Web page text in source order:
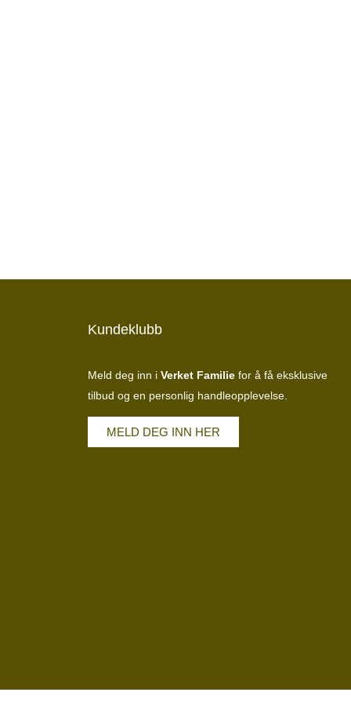
Kundeklubb
Meld deg inn i Verket Familie for å få eksklusive
tilbud og en personlig handleopplevelse.
MELD DEG INN HER